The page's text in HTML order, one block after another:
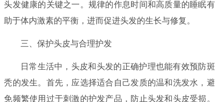
头发健康的关键之一。规律的作息时间和高质量的睡眠有
助于体内激素的平衡，进而促进头发的生长与修复。
三、保护头皮与合理护发
日常生活中，头皮和头发的正确护理也能有效预防斑
秃的发生。首先，应选择适合自己发质的温和洗发水，避
免频繁使用过于刺激的护发产品，防止头发和头皮受损。